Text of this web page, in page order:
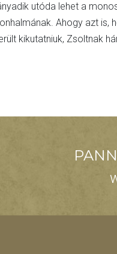
utóda lehet a
Ahogy azt
kikutatniuk, Zsoltnak